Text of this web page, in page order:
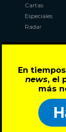
En
news, el
más
Cartas
Especiales
Radar